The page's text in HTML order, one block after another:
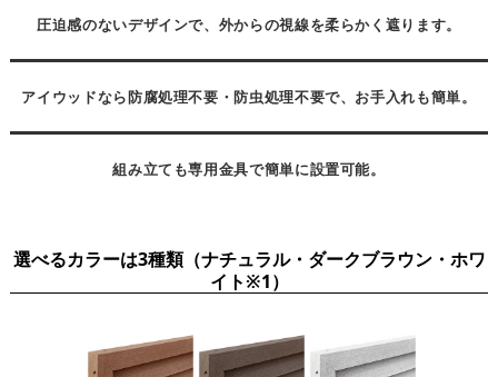
圧迫感のないデザインで、外からの視線を柔らかく遮ります。
アイウッドなら防腐処理不要・防虫処理不要で、お手入れも簡単。
組み立ても専用金具で簡単に設置可能。
選べるカラーは3種類（ナチュラル・ダークブラウン・ホワ
イト※1）